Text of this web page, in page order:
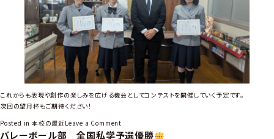
これからも表現や創作の楽しみを広げる機会としてコンテストを開催していく予定です。
次回の望月杯もご期待ください！
Posted in 本校の最近Leave a Comment
n
バレーボール部 全国私学予選優勝